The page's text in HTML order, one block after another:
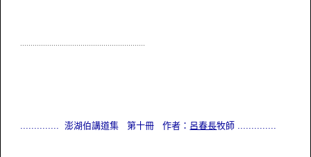
............................................................
.............. 澎湖伯講道集 第十冊 作者： 呂春長牧師